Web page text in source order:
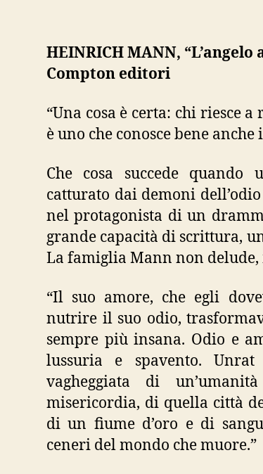
HEINRICH MANN,
Compton editori
“Una cosa è certa: chi riesce
è uno che conosce bene
Che cosa succede
catturato dai demoni
nel protagonista di un
grande capacità di scrittura,
La famiglia Mann non delude,
“Il suo amore, che egli
nutrire il suo odio,
sempre più insana. Odio e
lussuria e spavento.
vagheggiata di
misericordia, di quella città
di un fiume d’oro e di
ceneri del mondo che muore.”